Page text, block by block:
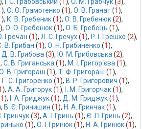
), О. О. Грамотенко (1), О. В. Гранат (1),
), К. В. Гребеник (1), О. В. Гребенюк (2),
), О. О. Гребенюк (1), О. Б. Гребець (1),
Гречан (1), Л. C. Гречух (1), Р. І. Грешко (2),
В. Грибан (1), О. Н. Грибиненко (1),
Д. В. Грибова (3), Ю. М. Грибовська (2),
С. В. Григанська (1), М. І. Григор'єва (1),
В. Григораш (1), Т. Ф. Григораш (1),
Г. С. Григоренко (1), В. Р. Григорович (1),
), А. А. Григорук (1), І. М. Григорчак (1),
1), І. А. Гриджук (1), Д. М. Гриджук (1),
В. Є. Гринишин (1), Н. А. Гринчак (1),
Гринчук (3), А. І. Гринь (1), Є. Л. Гринь (2),
(1), О. І. Гринюк (1), Н. А. Гринюк (1),